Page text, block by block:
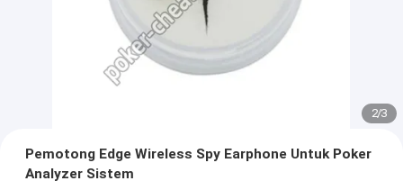
2/3
Pemotong Edge Wireless Spy Earphone Untuk Poker
Analyzer Sistem